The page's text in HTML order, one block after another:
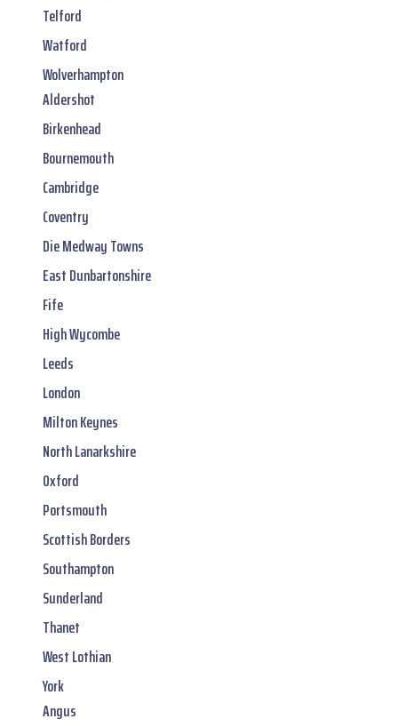
Telford
Watford
Wolverhampton
Aldershot
Birkenhead
Bournemouth
Cambridge
Coventry
Die Medway Towns
East Dunbartonshire
Fife
High Wycombe
Leeds
London
Milton Keynes
North Lanarkshire
Oxford
Portsmouth
Scottish Borders
Southampton
Sunderland
Thanet
West Lothian
York
Angus